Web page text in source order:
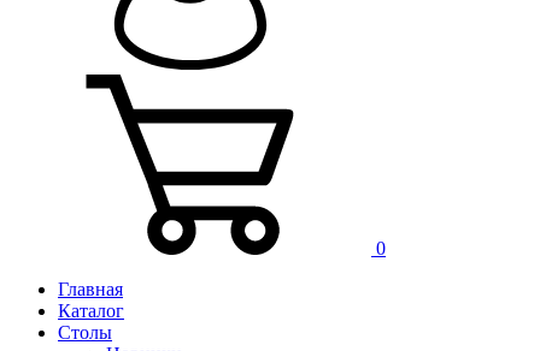
0
Главная
Каталог
Столы